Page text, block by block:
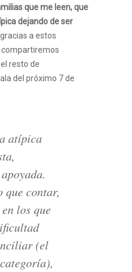
que me leen, que
dejando de ser
gracias a estos
compartiremos
resto de
del próximo 7 de
atípica
que contar,
los que
(el